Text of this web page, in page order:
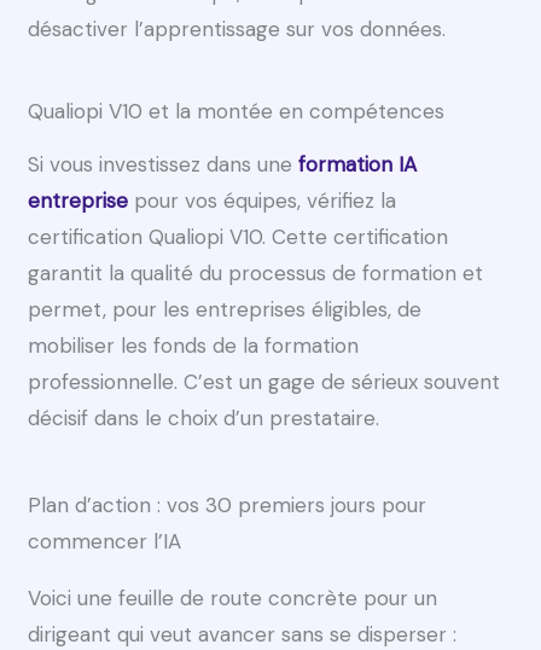
désactiver l’apprentissage sur vos données.
Qualiopi V10 et la montée en compétences
Si vous investissez dans uneformation IA
entreprise pour vos équipes, vérifiez la
certification Qualiopi V10. Cette certification
garantit la qualité du processus de formation et
permet, pour les entreprises éligibles, de
mobiliser les fonds de la formation
professionnelle. C’est un gage de sérieux souvent
décisif dans le choix d’un prestataire.
Plan d’action : vos 30 premiers jours pour
commencer l’IA
Voici une feuille de route concrète pour un
dirigeant qui veut avancer sans se disperser :